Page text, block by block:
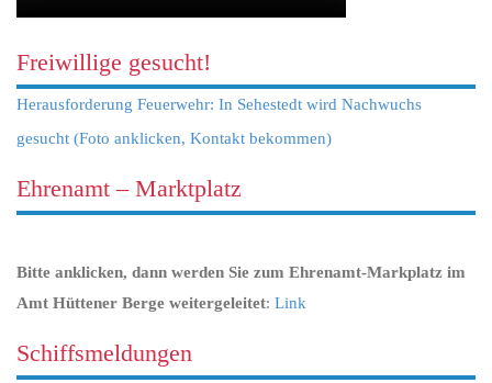
Freiwillige gesucht!
Herausforderung Feuerwehr: In Sehestedt wird Nachwuchs
gesucht (Foto anklicken, Kontakt bekommen)
Ehrenamt – Marktplatz
Bitte anklicken, dann werden Sie zum Ehrenamt-Markplatz im
Amt Hüttener Berge weitergeleitet: Link
Schiffsmeldungen